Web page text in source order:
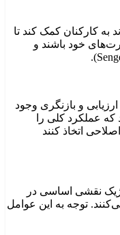
به کارکنان کمک کند تا
خود باشند و
و بازنگری وجود
که عملکرد کلی را
اتخاذ کنند
نقشی اساسی در
توجه به این عوامل